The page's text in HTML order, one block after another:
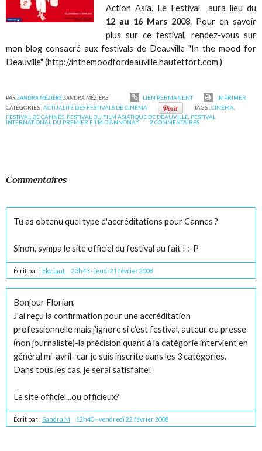
Action Asia. Le Festival aura lieu du
12 au 16 Mars 2008. Pour en savoir
plus sur ce festival, rendez-vous sur
mon blog consacré aux festivals de Deauville "In the mood for
Deauville" (http://inthemoodfordeauville.hautetfort.com )
PARSANDRA MÉZIÈRESANDRA MÉZIÈRE LIEN PERMANENT
IMPRIMER
CATÉGORIES :ACTUALITÉ DES FESTIVALS DE CINÉMA TAGS :CINÉMA
FESTIVAL DE CANNES FESTIVAL DU FILM ASIATIQUE DE DEAUVILLE FESTIVAL
INTERNATIONAL DU PREMIER FILM D'ANNONAY 2 COMMENTAIRES
Commentaires
Tu as obtenu quel type d'accréditations pour Cannes ?
Sinon, sympa le site officiel du festival au fait ! :-P
Écrit par : FlorianL 23h43-jeudi 21 février 2008
Bonjour Florian,
J'ai reçu la confirmation pour une accréditation
professionnelle mais j'ignore si c'est festival, auteur ou presse
(non journaliste)-la précision quant à la catégorie intervient en
général mi-avril- car je suis inscrite dans les 3 catégories.
Dans tous les cas, je serai satisfaite!
Le site officiel...ou officieux?
Écrit par : Sandra.M 12h40-vendredi 22 février 2008